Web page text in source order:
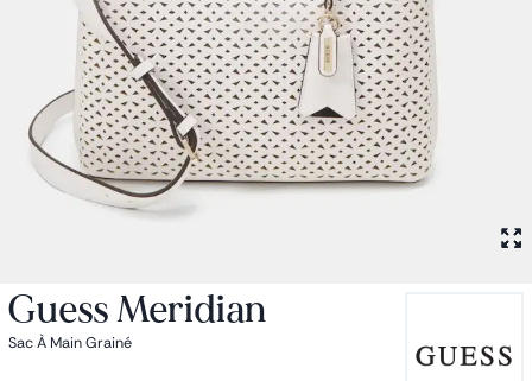
Porte monnaie
Accessoires
Sac de voyage
Nos conseils
Nos Marques
Nos chaussettes
Collection : Les sacs de cours
Guess Meridian
Sac À Main Grainé